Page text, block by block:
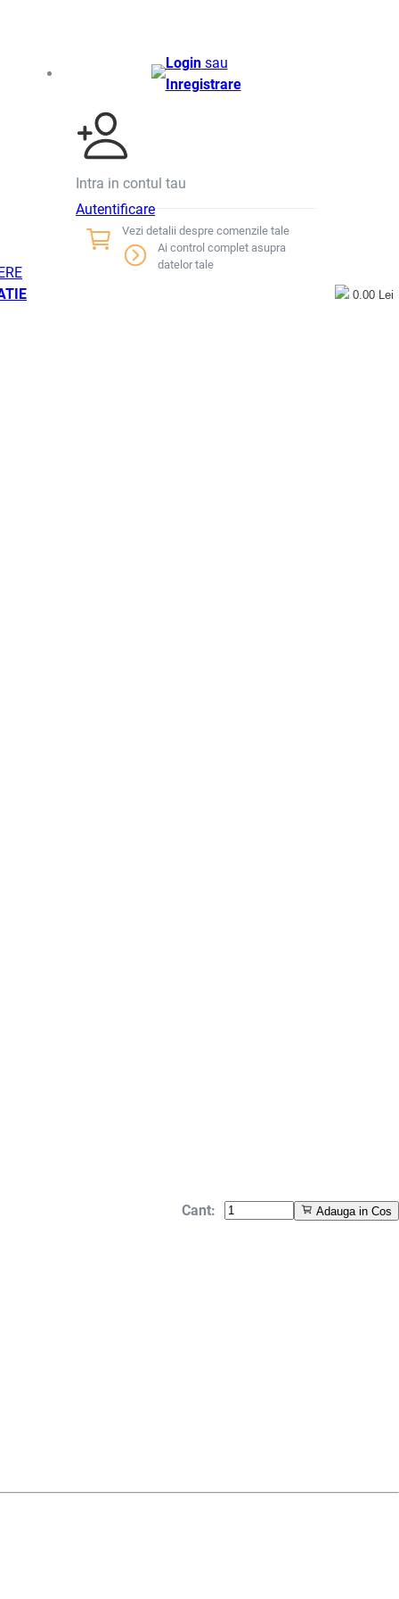
Loginsau
Inregistrare
Intra in contul tau
Autentificare
Vezi detalii despre comenzile tale
Ai control complet asupra
datelor tale
0.00 Lei
Cant:
Adauga in Cos